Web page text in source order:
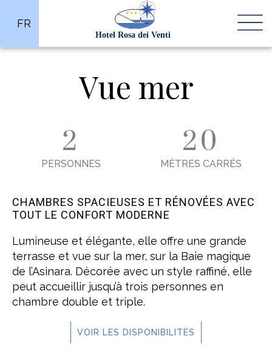
FR
Vue mer
2 20
PERSONNES MÈTRES CARRÉS
CHAMBRES SPACIEUSES ET RÉNOVÉES AVEC
TOUT LE CONFORT MODERNE
Lumineuse et élégante, elle offre une grande
terrasse et vue sur la mer, sur la Baie magique
de l’Asinara. Décorée avec un style raffiné, elle
peut accueillir jusqu’à trois personnes en
chambre double et triple.
VOIR LES DISPONIBILITÉS